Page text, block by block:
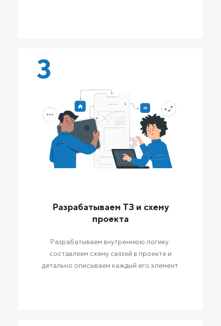
3
Разрабатываем ТЗ и схему
проекта
Разрабатываем внутреннюю логику:
составляем схему связей в проекте и
детально описываем каждый его элемент.